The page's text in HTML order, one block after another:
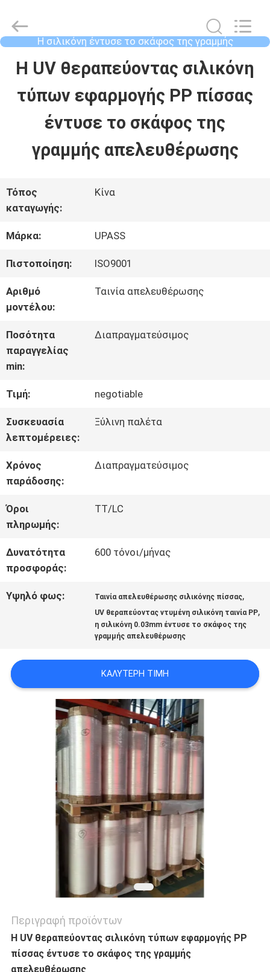
ΣΠΊΤΙ
ΠΡΟΪΌΝΤΑ
ΒΊΝΤΕΟ
ΕΜΦΆΝΙΣΗ
VR
ΣΧΕΤΙΚΆ
ΜΕ
ΕΜΆΣ
ΕΠΙΣΚΈΨΕΙΣ
ΣΤΟ
ΕΡΓΟΣΤΆΣΙΟ
ΈΛΕΓΧΟΣ
ΠΟΙΌΤΗΤΑΣ
ΕΠΙΚΟΙΝΩΝΉΣΤΕ
ΜΑΖΊ
ΜΑΣ
ΥΠΟΘΈΣΕΙΣ
ΜΠΛΟΓΚ
SITEMAP
ΠΟΛΙΤΙΚΉ
Upass
Material
Technology
Co.,Ltd..
Reserved.
Η σιλικόνη έντυσε το σκάφος της γραμμής
απελευθέρωσης
Η UV θεραπεύοντας σιλικόνη
τύπων εφαρμογής PP πίσσας
έντυσε το σκάφος της
γραμμής απελευθέρωσης
Τόπος
καταγωγής:
Κίνα
Μάρκα: UPASS
Πιστοποίηση: ISO9001
Αριθμό
μοντέλου:
Ταινία απελευθέρωσης
Ποσότητα
παραγγελίας
min:
Διαπραγματεύσιμος
Τιμή: negotiable
Συσκευασία
λεπτομέρειες:
Ξύλινη παλέτα
Χρόνος
παράδοσης:
Διαπραγματεύσιμος
Όροι
πληρωμής:
TT/LC
Δυνατότητα
προσφοράς:
600 τόνοι/μήνας
Υψηλό φως: Ταινία απελευθέρωσης σιλικόνης πίσσας,
UV θεραπεύοντας ντυμένη σιλικόνη ταινία PP,
η σιλικόνη 0.03mm έντυσε το σκάφος της
γραμμής απελευθέρωσης
ΚΑΛΎΤΕΡΗ ΤΙΜΉ
Περιγραφή προϊόντων
Η UV θεραπεύοντας σιλικόνη τύπων εφαρμογής PP
πίσσας έντυσε το σκάφος της γραμμής
απελευθέρωσης